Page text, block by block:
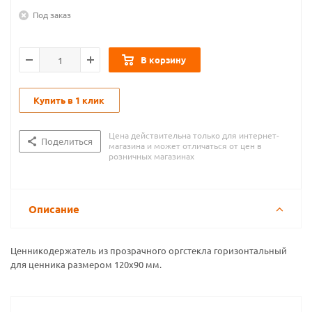
Под заказ
В корзину
Купить в 1 клик
Поделиться
Цена действительна только для интернет-
магазина и может отличаться от цен в
розничных магазинах
Описание
Ценникодержатель из прозрачного оргстекла горизонтальный
для ценника размером 120х90 мм.